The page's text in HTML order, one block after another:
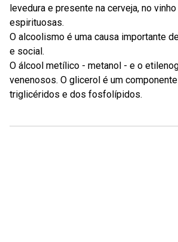
levedura e presente na cerveja, no
espirituosas.
O alcoolismo é uma causa importante
e social.
O álcool metílico - metanol - e o
venenosos. O glicerol é um
triglicéridos e dos fosfolípidos.